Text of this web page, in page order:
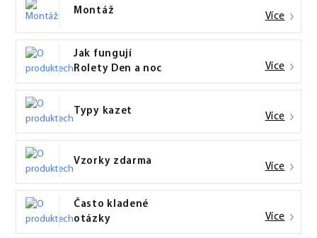
Montáž Více
Jak fungují
Rolety Den a noc
Více
Typy kazet Více
Vzorky zdarma Více
Často kladené
otázky
Více